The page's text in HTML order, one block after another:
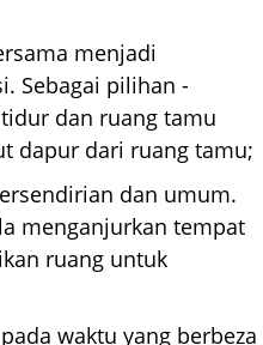
menjadi
Sebagai pilihan -
dan ruang tamu
dapur dari ruang tamu;
dan umum.
menganjurkan tempat
ruang untuk
waktu yang berbeza